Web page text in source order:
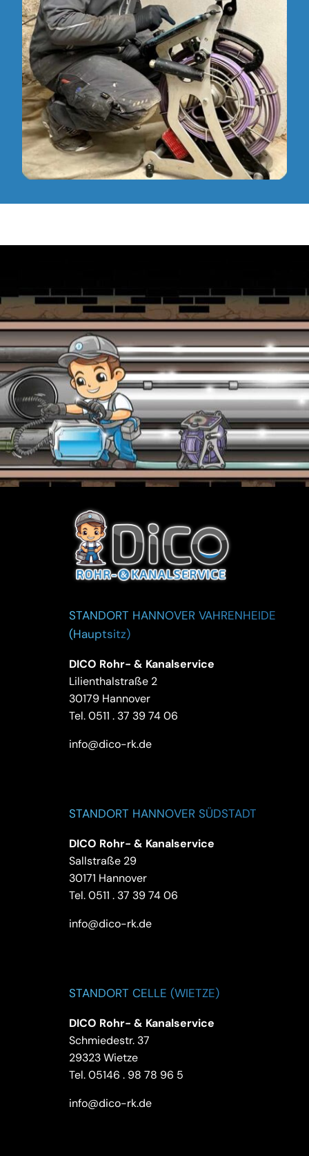
STANDORT HANNOVER VAHRENHEIDE
(Hauptsitz)
DICO Rohr- & Kanalservice
Lilienthalstraße 2
30179 Hannover
Tel.0511 . 37 39 74 06
info@dico-rk.de
STANDORT HANNOVER SÜDSTADT
DICO Rohr- & Kanalservice
Sallstraße 29
30171 Hannover
Tel.0511 . 37 39 74 06
info@dico-rk.de
STANDORT CELLE (WIETZE)
DICO Rohr- & Kanalservice
Schmiedestr. 37
29323 Wietze
Tel.05146 . 98 78 96 5
info@dico-rk.de